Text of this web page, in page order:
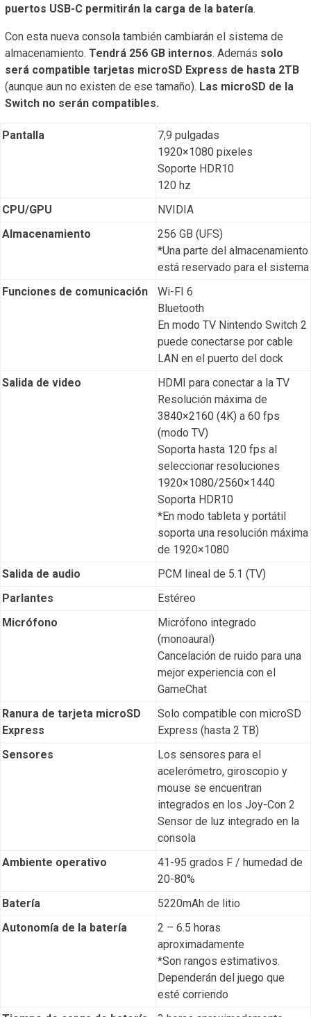
puertos USB-C permitirán la carga de la batería.
Con esta nueva consola también cambiarán el sistema de
almacenamiento. Tendrá 256 GB internos. Además solo
será compatible tarjetas microSD Express de hasta 2TB
(aunque aun no existen de ese tamaño). Las microSD de la
Switch no serán compatibles.
Pantalla
7,9 pulgadas
1920×1080 pixeles
Soporte HDR10
120 hz
CPU/GPU
NVIDIA
Almacenamiento
256 GB (UFS)
*Una parte del almacenamiento
está reservado para el sistema
Funciones de comunicación
Wi-FI 6
Bluetooth
En modo TV Nintendo Switch 2
puede conectarse por cable
LAN en el puerto del dock
Salida de video
HDMI para conectar a la TV
Resolución máxima de
3840×2160 (4K) a 60 fps
(modo TV)
Soporta hasta 120 fps al
seleccionar resoluciones
1920×1080/2560×1440
Soporta HDR10
*En modo tableta y portátil
soporta una resolución máxima
de 1920×1080
Salida de audio
PCM lineal de 5.1 (TV)
Parlantes
Estéreo
Micrófono
Micrófono integrado
(monoaural)
Cancelación de ruido para una
mejor experiencia con el
GameChat
Ranura de tarjeta microSD
Express
Solo compatible con microSD
Express (hasta 2 TB)
Sensores
Los sensores para el
acelerómetro, giroscopio y
mouse se encuentran
integrados en los Joy-Con 2
Sensor de luz integrado en la
consola
Ambiente operativo
41-95 grados F / humedad de
20-80%
Batería
5220mAh de litio
Autonomía de la batería
2 – 6.5 horas
aproximadamente
*Son rangos estimativos.
Dependerán del juego que
esté corriendo